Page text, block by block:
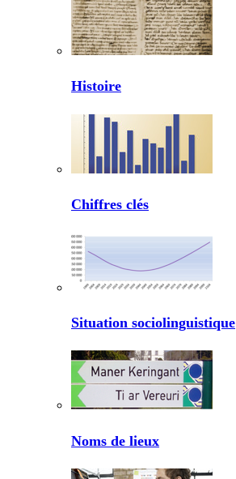
Histoire
Chiffres clés
Situation sociolinguistique
Noms de lieux